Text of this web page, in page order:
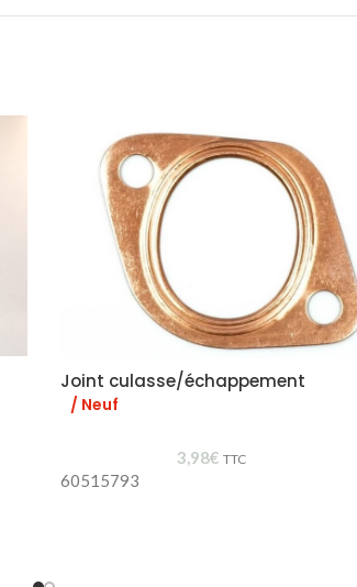
Joint culasse/échappement
/ Neuf
3,98€ TTC
60515793